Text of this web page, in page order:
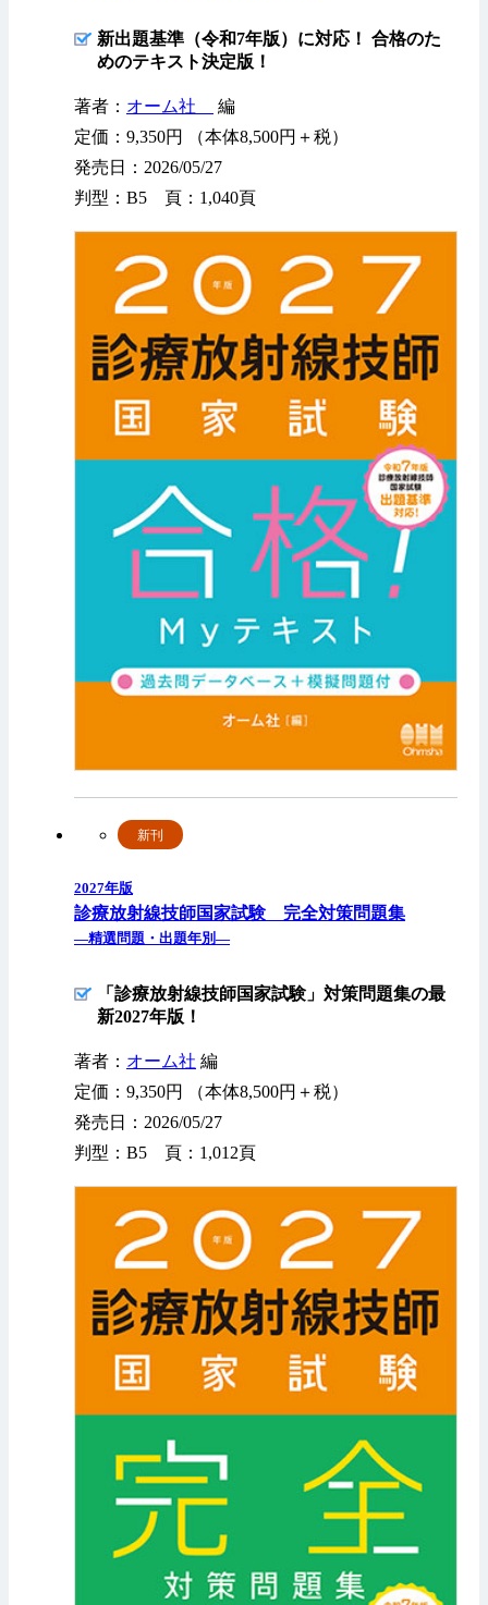
新出題基準（令和7年版）に対応！ 合格のた
めのテキスト決定版！
著者： オーム社
編
定価：9,350円 （本体8,500円＋税）
発売日：2026/05/27
判型：B5 頁：1,040頁
2027年版
診療放射線技師国家試験 完全対策問題集
—精選問題・出題年別—
新刊
「診療放射線技師国家試験」対策問題集の最
新2027年版！
著者： オーム社 編
定価：9,350円 （本体8,500円＋税）
発売日：2026/05/27
判型：B5 頁：1,012頁